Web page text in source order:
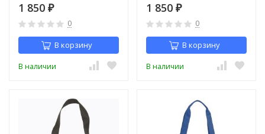
1 850 ₽
0
В корзину
В наличии
1 850 ₽
0
В корзину
В наличии